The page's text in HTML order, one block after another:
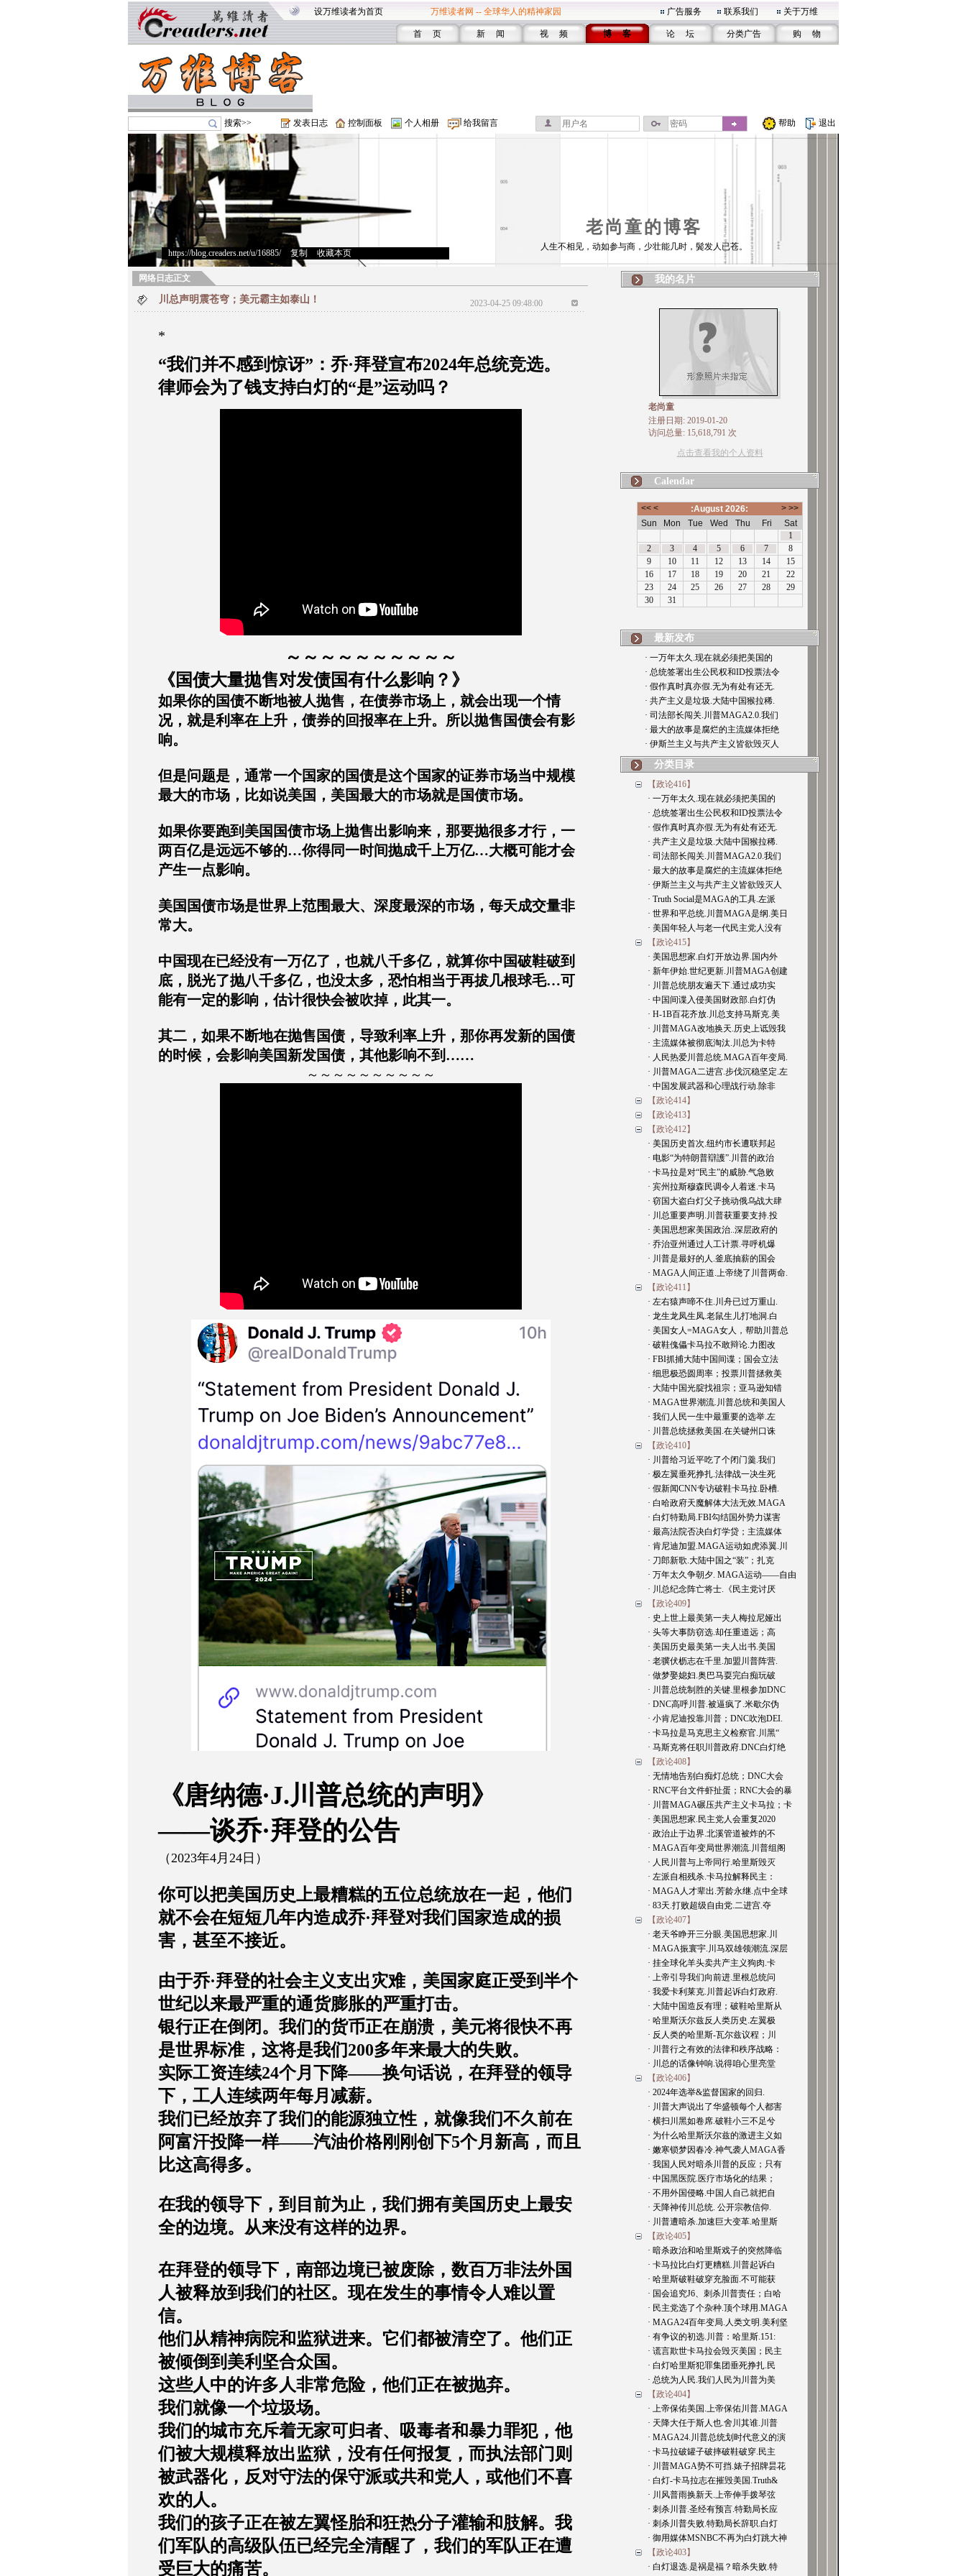
设万维读者为首页 万维读者网 -- 全球华人的精神家园 广告服务 联系我们 关于万维
首 页 新 闻 视 频 博 客 论 坛 分类广告 购 物
搜索>> 发表日志 控制面板 个人相册 给我留言 帮助 退出
老尚童的博客
https://blog.creaders.net/u/16885/> 复制 收藏本页
人生不相见，动如参与商，少壮能几时，鬓发人已苍。
网络日志正文
川总声明震苍穹；美元霸主如泰山！ 2023-04-25 09:48:00
*
“我们并不感到惊讶” ：乔·拜登宣布2024年总统竞选。
律师会为了钱支持白灯的“是”运动吗？
～～～～～～～～～～
《国债大量拋售对发债国有什么影响？》
如果你的国债不断地被人抛售，在债券市场上，就会出现一个情
况，就是利率在上升，债券的回报率在上升。
所以拋售国债会有影
响。
但是问题是，通常一个国家的国债是这个国家的证券市场当中规模
最大的市场，比如说美国，美国最大的市场就是国债市场。
如果你要跑到美国国债市场上拋售出影响来，那要抛很多才行，一
两百亿是远远不够的…你得同一时间抛成千上万亿…大概可能才会
产生一点影响。
美国国债市场是世界上范围最大、深度最深的市场，每天成交量非
常大。
中国现在已经没有一万亿了，也就八千多亿，就算你中国破鞋破到
底，脱光了抛八千多亿，也没太多，恐怕相当于再拔几根球毛…可
能有一定的影响，估计很快会被吹掉，此其一。
其二，如果不断地在抛售国债，导致利率上升，那你再发新的国债
的时候，会影响美国新发国债，其他影响不到……
～～～～～～～～～～
《唐纳德·J.川普总统的声明》
——谈乔·拜登的公告
（2023年4月 24日）
你可以把美国历史上最糟糕的五位总统放在一起，他们
就不会在短短几年内造成乔·拜登对我们国家造成的损
害，甚至不接近。
由于乔·拜登的社会主义支出灾难，美国家庭正受到半个
世纪以来最严重的通货膨胀的严重打击。
银行正在倒闭。我们的货币正在崩溃，美元将很快不再
是世界标准，这将是我们200多年来最大的失败。
实际工资连续24个月下降——换句话说，在拜登的领导
下，工人连续两年每月减薪。
我们已经放弃了我们的能源独立性，就像我们不久前在
阿富汗投降一样——汽油价格刚刚创下5个月新高，而且
比这高得多。
在我的领导下，到目前为止，我们拥有美国历史上最安
全的边境。从来没有这样的边界。
在拜登的领导下，南部边境已被废除，数百万非法外国
人被释放到我们的社区。现在发生的事情令人难以置
信。
他们从精神病院和监狱进来。它们都被清空了。他们正
被倾倒到美利坚合众国。
这些人中的许多人非常危险，他们正在被抛弃。
我们就像一个垃圾场。
我们的城市充斥着无家可归者、吸毒者和暴力罪犯，他
们被大规模释放出监狱，没有任何报复，而执法部门则
被武器化，反对守法的保守派或共和党人，或他们不喜
欢的人。
我们的孩子正在被左翼怪胎和狂热分子灌输和肢解。我
们军队的高级队伍已经完全清醒了，我们的军队正在遭
受巨大的痛苦。
我的名片
老尚童
注册日期: 2019-01-20
访问总量: 15,618,791 次
点击查看我的个人资料
Calendar
最新发布
· 一万年太久.现在就必须把美国的
· 总统签署出生公民权和ID投票法令
· 假作真时真亦假.无为有处有还无.
· 共产主义是垃圾.大陆中国猴拉稀.
· 司法部长闯关.川普MAGA2.0.我们
· 最大的故事是腐烂的主流媒体拒绝
· 伊斯兰主义与共产主义皆欲毁灭人
分类目录
【政论416】
· 一万年太久.现在就必须把美国的
· 总统签署出生公民权和ID投票法令
· 假作真时真亦假.无为有处有还无.
· 共产主义是垃圾.大陆中国猴拉稀.
· 司法部长闯关.川普MAGA2.0.我们
· 最大的故事是腐烂的主流媒体拒绝
· 伊斯兰主义与共产主义皆欲毁灭人
· Truth Social是MAGA的工具.左派
· 世界和平总统.川普MAGA是纲.美日
· 美国年轻人与老一代民主党人没有
【政论415】
· 美国思想家.白灯开放边界.国内外
· 新年伊始.世纪更新.川普MAGA创建
· 川普总统朋友遍天下.通过成功实
· 中国间谍入侵美国财政部.白灯伪
· H-1B百花齐放.川总支持马斯克.美
· 川普MAGA改地换天.历史上诋毁我
· 主流媒体被彻底淘汰.川总为卡特
· 人民热爱川普总统.MAGA百年变局.
· 川普MAGA二进宫.步伐沉稳坚定.左
· 中国发展武器和心理战行动.除非
【政论414】
【政论413】
【政论412】
· 美国历史首次.纽约市长遭联邦起
· 电影“为特朗普辯護”.川普的政治
· 卡马拉是对“民主”的威胁.气急败
· 宾州拉斯穆森民调令人着迷.卡马
· 窃国大盗白灯父子挑动俄乌战大肆
· 川总重要声明.川普获重要支持.投
· 美国思想家美国政治..深层政府的
· 乔治亚州通过人工计票.寻呼机爆
· 川普是最好的人.釜底抽薪的国会
· MAGA人间正道.上帝绕了川普两命.
【政论411】
· 左右猿声啼不住.川舟已过万重山.
· 龙生龙凤生凤.老鼠生儿打地洞.白
· 美国女人=MAGA女人，帮助川普总
· 破鞋傀儡卡马拉不敢辩论.力图改
· FBI抓捕大陆中国间谍；国会立法
· 细思极恐圆周率；投票川普拯救美
· 大陆中国光腚找祖宗；亚马逊知错
· MAGA世界潮流.川普总统和美国人
· 我们人民一生中最重要的选举.左
· 川普总统拯救美国.在关键州口诛
【政论410】
· 川普给习近平吃了个闭门羹.我们
· 极左翼垂死挣扎.法律战一决生死
· 假新闻CNN专访破鞋卡马拉.卧槽.
· 白哈政府天魔解体大法无效.MAGA
· 白灯特勤局.FBI勾结国外势力谋害
· 最高法院否决白灯学贷；主流媒体
· 肯尼迪加盟.MAGA运动如虎添翼.川
· 刀郎新歌.大陆中国之“装”；扎克
· 万年太久争朝夕. MAGA运动——自由
· 川总纪念阵亡将士.《民主党讨厌
【政论409】
· 史上世上最美第一夫人梅拉尼娅出
· 头等大事防窃选.却任重道远；高
· 美国历史最美第一夫人出书.美国
· 老骥伏枥志在千里.加盟川普阵营.
· 做梦娶媳妇.奥巴马耍完白痴玩破
· 川普总统制胜的关键.里根参加DNC
· DNC高呼川普.被逼疯了.米歇尔伪
· 小肯尼迪投靠川普；DNC吹泡DEI.
· 卡马拉是马克思主义检察官.川黑“
· 马斯克将任职川普政府.DNC白灯绝
【政论408】
· 无情地告别白痴灯总统；DNC大会
· RNC平台文件虾扯蛋；RNC大会的暴
· 川普MAGA碾压共产主义卡马拉；卡
· 美国思想家.民主党人会重复2020
· 政治止于边界.北溪管道被炸的不
· MAGA百年变局世界潮流.川普组阁
· 人民川普与上帝同行.哈里斯毁灭
· 左派自相残杀.卡马拉解释民主：
· MAGA人才辈出.芳龄永继.点中全球
· 83天.打败超级自由党.二进宫.夺
【政论407】
· 老天爷睁开三分眼.美国思想家.川
· MAGA振寰宇.川马双雄领潮流.深层
· 挂全球化羊头卖共产主义狗肉.卡
· 上帝引导我们向前进.里根总统问
· 我爱卡利莱克.川普起诉白灯政府.
· 大陆中国造反有理；破鞋哈里斯从
· 哈里斯沃尔兹反人类历史.左翼极
· 反人类的哈里斯-瓦尔兹议程；川
· 川普行之有效的法律和秩序战略：
· 川总的话像钟响.说得咱心里亮堂
【政论406】
· 2024年选举&监督国家的回归.
· 川普大声说出了华盛顿每个人都害
· 横扫川黑如卷席.破鞋小三不足兮
· 为什么哈里斯沃尔兹的激进主义如
· 嫩寒锁梦因春冷.神气袭人MAGA香
· 我国人民对暗杀川普的反应；只有
· 中国黑医院.医疗市场化的结果；
· 不用外国侵略.中国人自己就把自
· 天降神传川总统. 公开宗教信仰.
· 川普遭暗杀.加速巨大变革.哈里斯
【政论405】
· 暗杀政治和哈里斯戏子的突然降临
· 卡马拉比白灯更糟糕.川普起诉白
· 哈里斯破鞋破穿充脸面.不可能获
· 国会追究J6、刺杀川普责任；白哈
· 民主党选了个杂种.顶个球用.MAGA
· MAGA24百年变局.人类文明.美利坚
· 有争议的初选.川普：哈里斯.151:
· 谎言欺世卡马拉会毁灭美国；民主
· 白灯哈里斯犯罪集团垂死挣扎.民
· 总统为人民.我们人民为川普为美
【政论404】
· 上帝保佑美国.上帝保佑川普.MAGA
· 天降大任于斯人也.舍川其谁.川普
· MAGA24.川普总统划时代意义的演
· 卡马拉破罐子破摔破鞋破穿.民主
· 川普MAGA势不可挡.婊子招牌昙花
· 白灯-卡马拉志在摧毁美国.Truth&
· 川风普雨换新天.上帝伸手拨琴弦
· 刺杀川普.圣经有预言.特勤局长应
· 刺杀川普失败.特勤局长辞职.白灯
· 御用媒体MSNBC不再为白灯跳大神
【政论403】
· 白灯退选.是祸是福？暗杀失败.特